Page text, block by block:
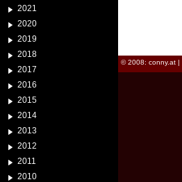
2021
2020
2019
2018
2017
2016
2015
2014
2013
2012
2011
2010
© 2008: conny.at |